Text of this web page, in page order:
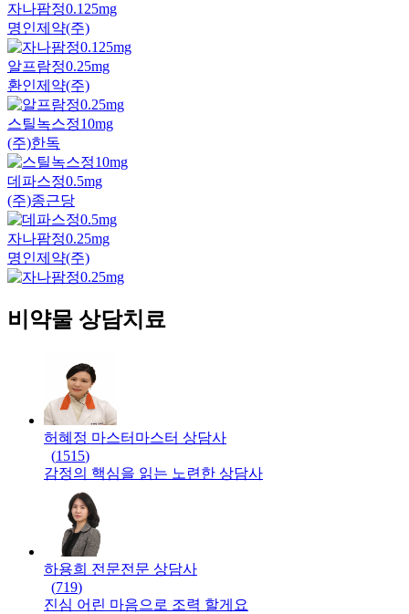
자나팜정0.125mg
명인제약(주)
알프람정0.25mg
환인제약(주)
스틸녹스정10mg
(주)한독
데파스정0.5mg
(주)종근당
자나팜정0.25mg
명인제약(주)
비약물 상담치료
허혜정 마스터 마스터 상담사
(1515)
감정의 핵심을 읽는 노련한 상담사
하용희 전문전문 상담사
(719)
진심 어린 마음으로 조력 할게요